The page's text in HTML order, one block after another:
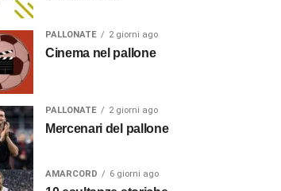
PALLONATE 2 giorni ago
Cinema nel pallone
PALLONATE 2 giorni ago
Mercenari del pallone
AMARCORD 6 giorni ago